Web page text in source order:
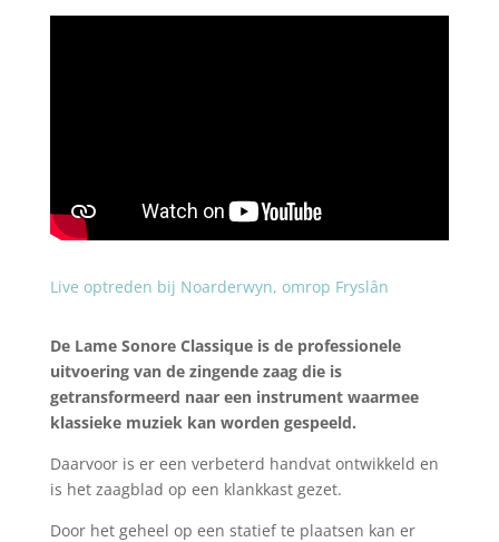
Live optreden bij Noarderwyn, omrop Fryslân
De Lame Sonore Classique is de professionele
uitvoering van de zingende zaag die is
getransformeerd naar een instrument waarmee
klassieke muziek kan worden gespeeld.
Daarvoor is er een verbeterd handvat ontwikkeld en
is het zaagblad op een klankkast gezet.
Door het geheel op een statief te plaatsen kan er